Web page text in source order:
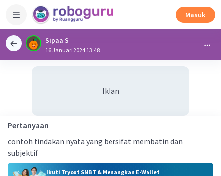
Masuk
Sipaa S
16 Januari 2024 13:48
Iklan
Pertanyaan
contoh tindakan nyata yang bersifat membatin dan
subjektif
Ikuti Tryout SNBT & Menangkan E-Wallet